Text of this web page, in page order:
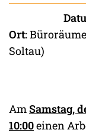
Ort:
Soltau)
AmSamstag,
10:00einen